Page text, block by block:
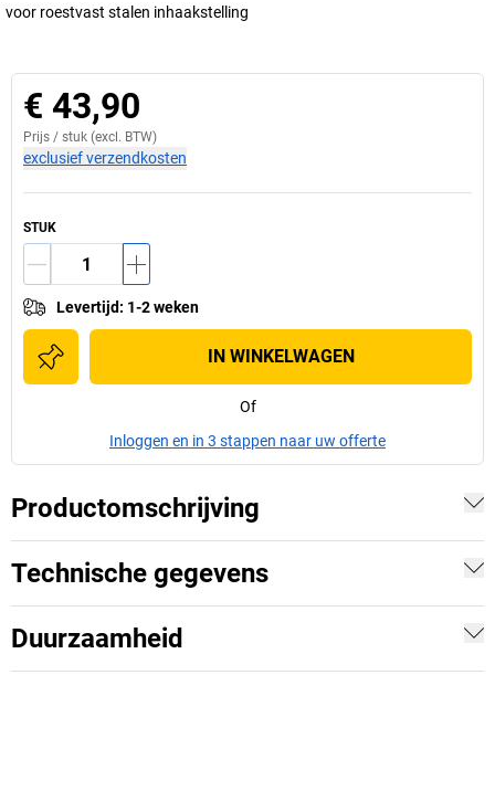
voor roestvast stalen inhaakstelling
€ 43,90
Prijs / stuk (excl. BTW)
exclusief verzendkosten
STUK
Levertijd: 1-2 weken
IN WINKELWAGEN
Of
Inloggen en in 3 stappen naar uw offerte
Productomschrijving
Technische gegevens
Duurzaamheid